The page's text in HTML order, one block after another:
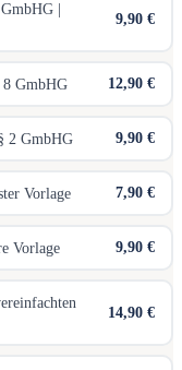
|
9,90 €
8 GmbHG 12,90 €
2 GmbHG 9,90 €
Vorlage 7,90 €
Vorlage 9,90 €
14,90 €